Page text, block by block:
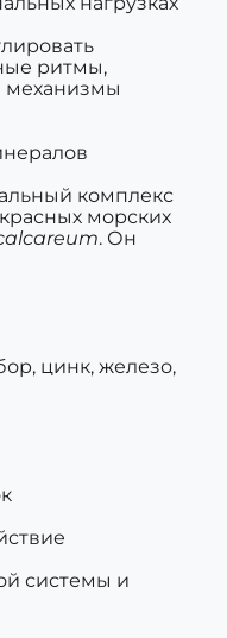
ритмы,
механизмы
комплекс
морских
. Он
цинк, железо,
системы и